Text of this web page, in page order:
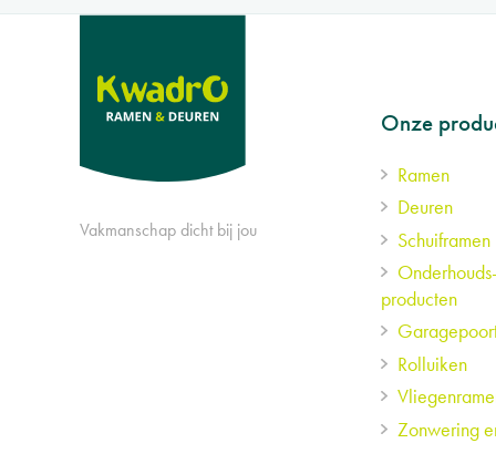
Vakmanschap dicht bij jou
Footer
menu
Onze
Ramen
Deuren
Schuiframen
Onderhouds-
producten
Rolluiken
Zonwering